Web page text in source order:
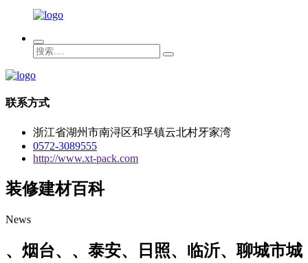
联系方式
浙江省湖州市南浔区和孚镇云北村牙家湾
0572-3089555
http://www.xt-pack.com
装修建材百科
News
、烟台、、泰安、日照、临沂、聊城市城